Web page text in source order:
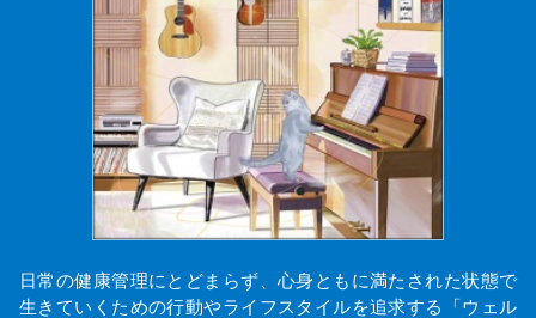
日常の健康管理にとどまらず、心身ともに満たされた状態で
生きていくための行動やライフスタイルを追求する「ウェル